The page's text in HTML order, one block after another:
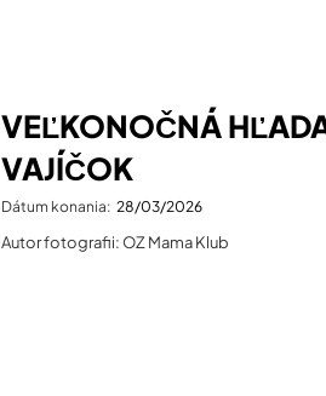
VEĽKONOČNÁ
VAJÍČOK
Dátum konania: 28/03/2026
Autor fotografii: OZ Mama Klub